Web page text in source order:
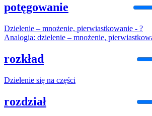
potęgowanie
Dzielenie – mnożenie, pierwiastkowanie - ?
Analogia: dzielenie – mnożenie,
rozkład
Dzielenie się na części
rozdział